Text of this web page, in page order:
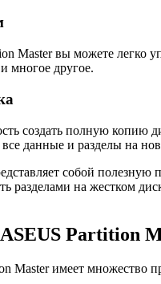
Master вы можете легко
многое другое.
создать полную
данные и разделы на
собой полезную
разделами на жестком
Partition
Master имеет множество